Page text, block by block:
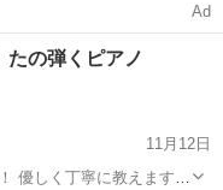
Ad
たの弾くピアノ
11月12日
優しく丁寧に教えます。